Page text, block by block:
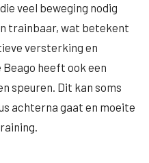
veel beweging nodig
trainbaar, wat betekent
versterking en
heeft ook een
speuren. Dit kan soms
achterna gaat en moeite